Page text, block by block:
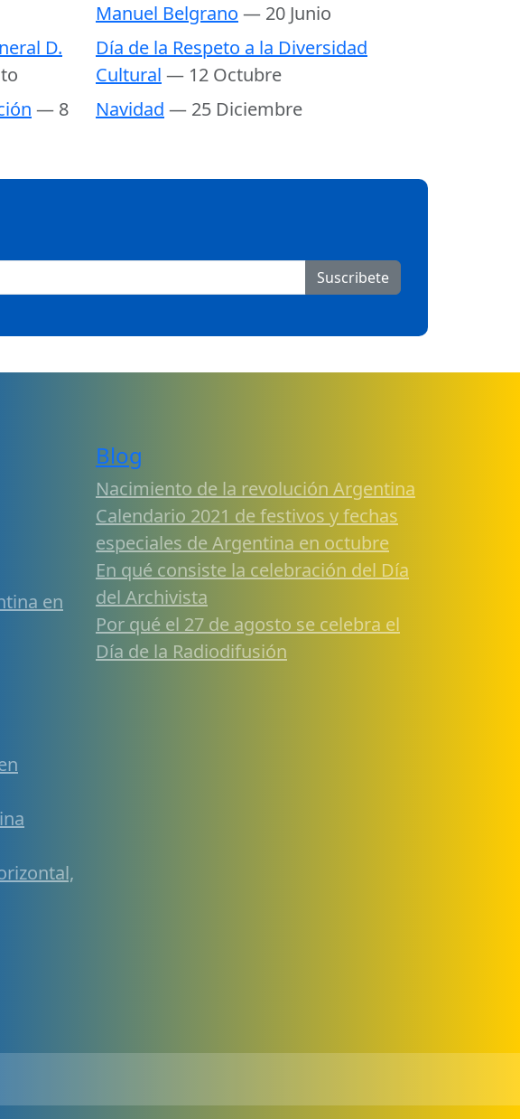
Manuel Belgrano — 20 Junio
D.
Día de la Respeto a la Diversidad
Cultural — 12 Octubre
— 8
Navidad — 25 Diciembre
Suscribete
en
Blog
Nacimiento de la revolución Argentina
Calendario 2021 de festivos y fechas
especiales de Argentina en octubre
En qué consiste la celebración del Día
del Archivista
Por qué el 27 de agosto se celebra el
Día de la Radiodifusión